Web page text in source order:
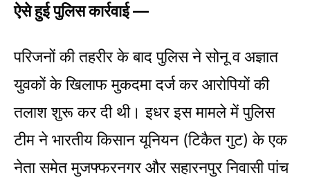
ऐसे हुई पुलिस कार्रवाई —
परिजनों की तहरीर के बाद पुलिस ने सोनू व अज्ञात
युवकों के खिलाफ मुकदमा दर्ज कर आरोपियों की
तलाश शुरू कर दी थी। इधर इस मामले में पुलिस
टीम ने भारतीय किसान यूनियन (टिकैत गुट) के एक
नेता समेत मुजफ्फरनगर और सहारनपुर निवासी पांच